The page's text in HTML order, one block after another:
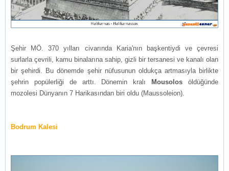
Şehir MÖ. 370 yılları civarında Karia'nın başkentiydi ve çevresi
surlarla çevrili, kamu binalarına sahip, gizli bir tersanesi ve kanalı olan
bir şehirdi. Bu dönemde şehir nüfusunun oldukça artmasıyla birlikte
şehrin popülerliği de arttı. Dönemin kralı
Mousolos öldüğünde
mozolesi Dünyanın 7 Harikasından biri oldu (Maussoleion).
Bodrum Kalesi